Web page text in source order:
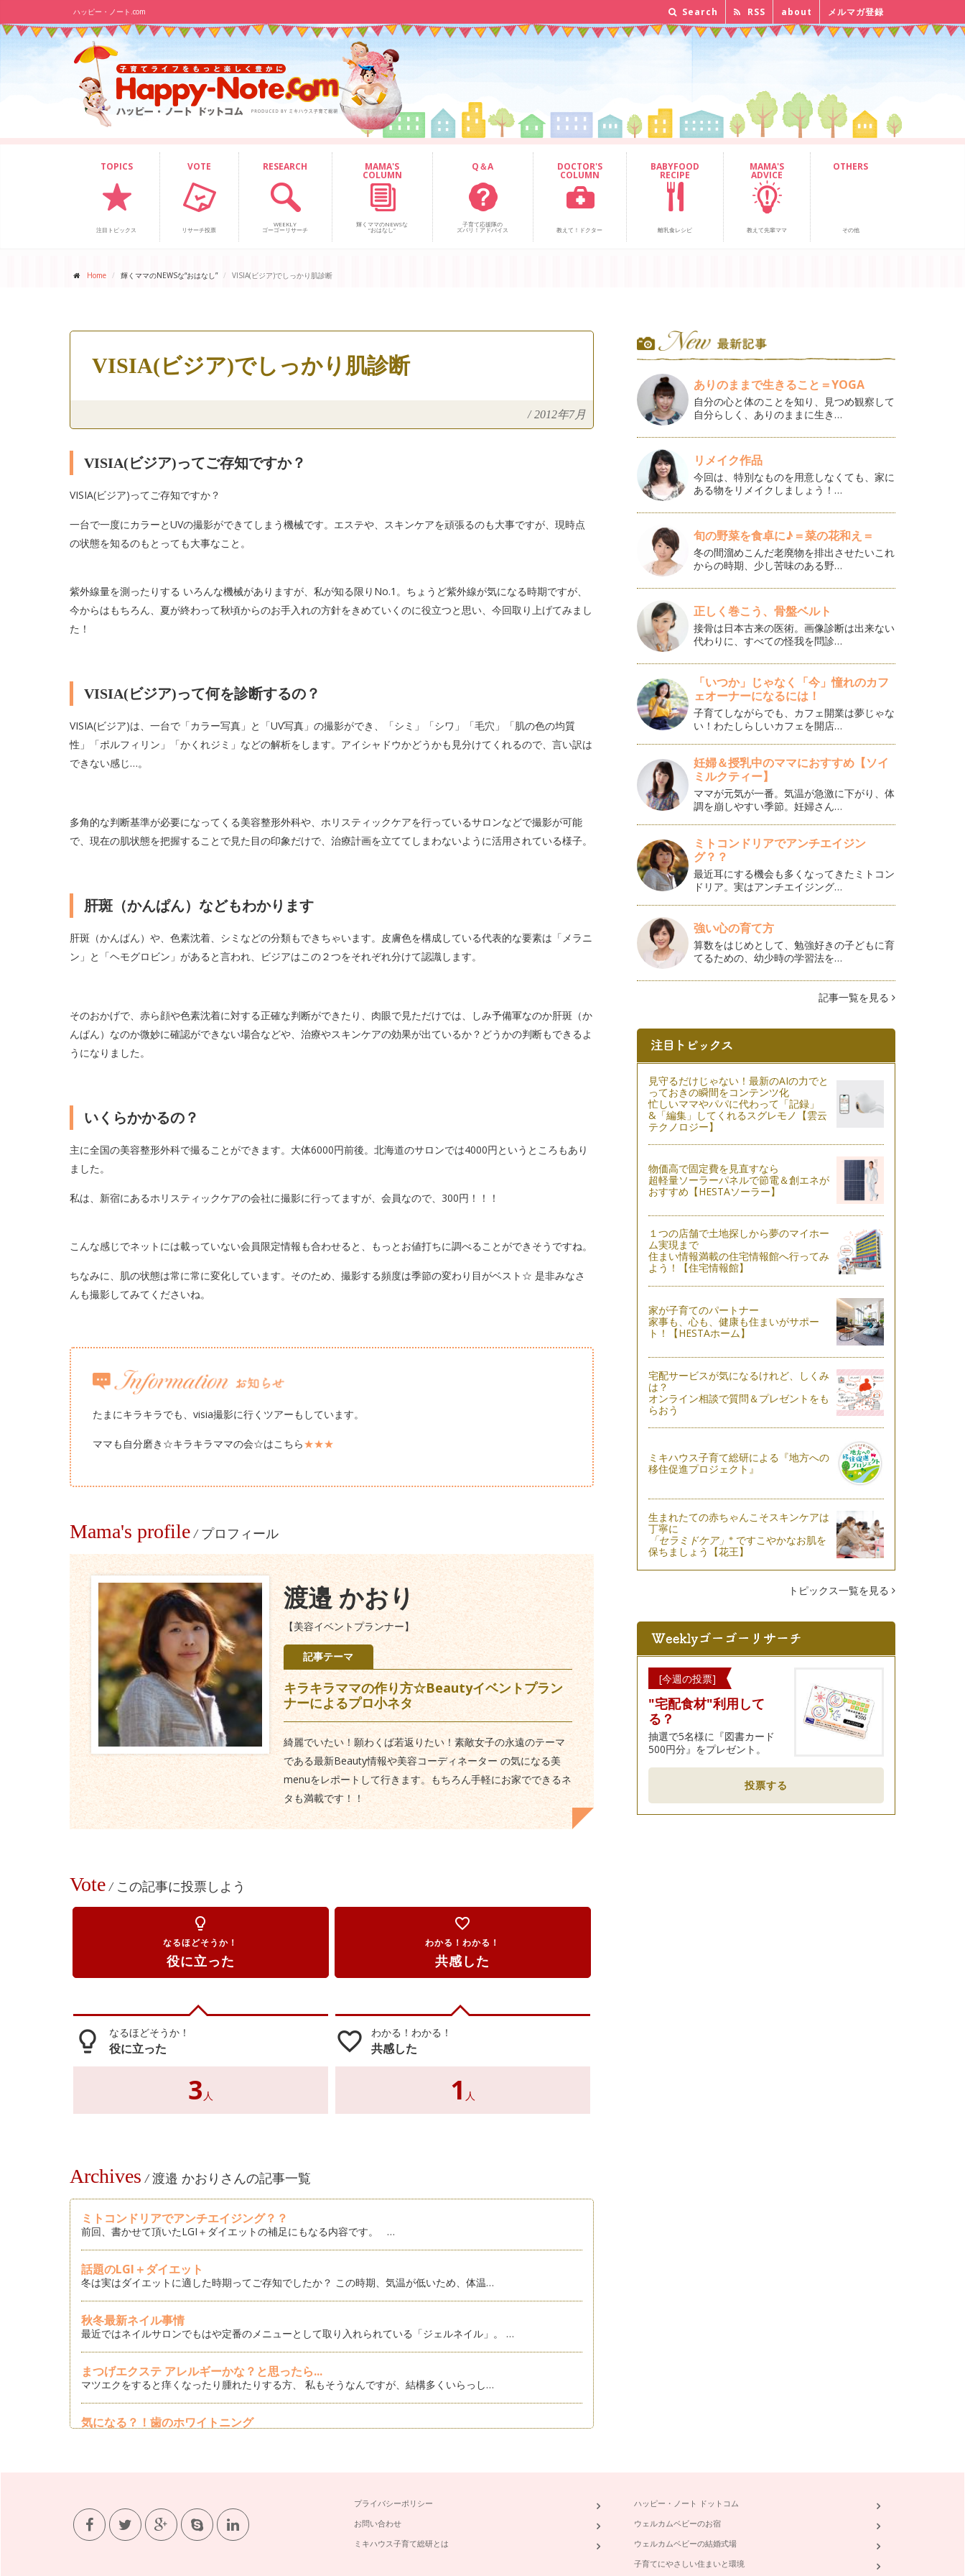
ハッピー・ノート.com Search RSS about メルマガ登録
TOPICS
注目トピックス
VOTE
リサーチ投票
RESEARCH
WEEKLY
ゴーゴーリサーチ
MAMA'S
COLUMN
輝くママのNEWSな
“おはなし”
Q＆A
子育て応援隊の
ズバリ！アドバイス
DOCTOR'S
COLUMN
教えて！ドクター
BABYFOOD
RECIPE
離乳食レシピ
MAMA'S
ADVICE
教えて先輩ママ
OTHERS
その他
Home 輝くママのNEWSな“おはなし” VISIA(ビジア)でしっかり肌診断
VISIA(ビジア)でしっかり肌診断
/ 2012年7月
VISIA(ビジア)ってご存知ですか？
VISIA(ビジア)ってご存知ですか？
一台で一度にカラーとUVの撮影ができてしまう機械です。エステや、スキンケアを頑張るのも大事ですが、現時点
の状態を知るのもとっても大事なこと。
紫外線量を測ったりする いろんな機械がありますが、私が知る限りNo.1。ちょうど紫外線が気になる時期ですが、
今からはもちろん、夏が終わって秋頃からのお手入れの方針をきめていくのに役立つと思い、今回取り上げてみまし
た！
VISIA(ビジア)って何を診断するの？
VISIA(ビジア)は、一台で「カラー写真」と「UV写真」の撮影ができ、「シミ」「シワ」「毛穴」「肌の色の均質
性」「ポルフィリン」「かくれジミ」などの解析をします。アイシャドウかどうかも見分けてくれるので、言い訳は
できない感じ…。
多角的な判断基準が必要になってくる美容整形外科や、ホリスティックケアを行っているサロンなどで撮影が可能
で、現在の肌状態を把握することで見た目の印象だけで、治療計画を立ててしまわないように活用されている様子。
肝斑（かんぱん）などもわかります
肝斑（かんぱん）や、色素沈着、シミなどの分類もできちゃいます。皮膚色を構成している代表的な要素は「メラニ
ン」と「ヘモグロビン」があると言われ、ビジアはこの２つをそれぞれ分けて認識します。
そのおかげで、赤ら顔や色素沈着に対する正確な判断ができたり、肉眼で見ただけでは、しみ予備軍なのか肝斑（か
んぱん）なのか微妙に確認ができない場合などや、治療やスキンケアの効果が出ているか？どうかの判断もできるよ
うになりました。
いくらかかるの？
主に全国の美容整形外科で撮ることができます。大体6000円前後。北海道のサロンでは4000円というところもあり
ました。
私は、新宿にあるホリスティックケアの会社に撮影に行ってますが、会員なので、300円！！！
こんな感じでネットには載っていない会員限定情報も合わせると、もっとお値打ちに調べることができそうですね。
ちなみに、肌の状態は常に常に変化しています。そのため、撮影する頻度は季節の変わり目がベスト☆ 是非みなさ
んも撮影してみてくださいね。
たまにキラキラでも、visia撮影に行くツアーもしています。
ママも自分磨き☆キラキラママの会☆はこちら★★★
Mama's profile / プロフィール
渡邉 かおり
【美容イベントプランナー】
記事テーマ
キラキラママの作り方☆Beautyイベントプラン
ナーによるプロ小ネタ
綺麗でいたい！願わくば若返りたい！素敵女子の永遠のテーマ
である最新Beauty情報や美容コーディネーター の気になる美
menuをレポートして行きます。もちろん手軽にお家でできるネ
タも満載です！！
Vote / この記事に投票しよう
lightbulb_outline
なるほどそうか！
役に立った
favorite_border
わかる！わかる！
共感した
lightbulb_outline なるほどそうか！
役に立った
3 人
favorite_border わかる！わかる！
共感した
1 人
Archives / 渡邉 かおりさんの記事一覧
ミトコンドリアでアンチエイジング？？
前回、書かせて頂いたLGI＋ダイエットの補足にもなる内容です。 …
話題のLGI＋ダイエット
冬は実はダイエットに適した時期ってご存知でしたか？ この時期、気温が低いため、体温…
秋冬最新ネイル事情
最近ではネイルサロンでもはや定番のメニューとして取り入れられている「ジェルネイル」。 …
まつげエクステ アレルギーかな？と思ったら...
マツエクをすると痒くなったり腫れたりする方、 私もそうなんですが、結構多くいらっし…
気になる？！歯のホワイトニング
VISIA(ビジア)でしっかり肌診断
VISIA(ビジア)ってご存知ですか？ 一台で一度にカラーとUVの撮影ができてしま…
ありのままで生きること＝YOGA
自分の心と体のことを知り、見つめ観察して
自分らしく、ありのままに生き…
リメイク作品
今回は、特別なものを用意しなくても、家に
ある物をリメイクしましょう！…
旬の野菜を食卓に♪＝菜の花和え＝
冬の間溜めこんだ老廃物を排出させたいこれ
からの時期、少し苦味のある野…
正しく巻こう、骨盤ベルト
接骨は日本古来の医術。画像診断は出来ない
代わりに、すべての怪我を問診…
「いつか」じゃなく「今」憧れのカフ
ェオーナーになるには！
子育てしながらでも、カフェ開業は夢じゃな
い！わたしらしいカフェを開店…
妊婦＆授乳中のママにおすすめ【ソイ
ミルクティー】
ママが元気が一番。気温が急激に下がり、体
調を崩しやすい季節。妊婦さん…
ミトコンドリアでアンチエイジン
グ？？
最近耳にする機会も多くなってきたミトコン
ドリア。実はアンチエイジング…
強い心の育て方
算数をはじめとして、勉強好きの子どもに育
てるための、幼少時の学習法を…
記事一覧を見る
見守るだけじゃない！最新のAIの力でと
っておきの瞬間をコンテンツ化
忙しいママやパパに代わって「記録」
&「編集」してくれるスグレモノ【雲云
テクノロジー】
物価高で固定費を見直すなら
超軽量ソーラーパネルで節電＆創エネが
おすすめ【HESTAソーラー】
１つの店舗で土地探しから夢のマイホー
ム実現まで
住まい情報満載の住宅情報館へ行ってみ
よう！【住宅情報館】
家が子育てのパートナー
家事も、心も、健康も住まいがサポー
ト！【HESTAホーム】
宅配サービスが気になるけれど、しくみ
は？
オンライン相談で質問＆プレゼントをも
らおう
ミキハウス子育て総研による『地方への
移住促進プロジェクト』
生まれたての赤ちゃんこそスキンケアは
丁寧に
「セラミドケア」 ※ですこやかなお肌を
保ちましょう【花王】
トピックス一覧を見る
[今週の投票]
"宅配食材"利用して
る？
抽選で5名様に『図書カード
500円分』をプレゼント。
投票する
プライバシーポリシー
お問い合わせ
ミキハウス子育て総研とは
ハッピー・ノート ドットコム
ウェルカムベビーのお宿
ウェルカムベビーの結婚式場
子育てにやさしい住まいと環境